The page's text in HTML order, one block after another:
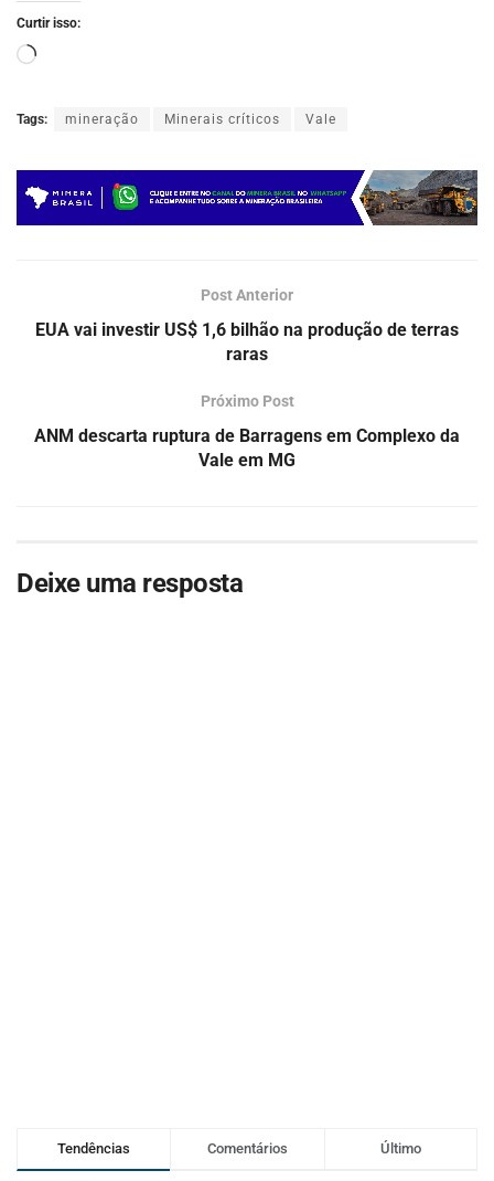
Curtir isso:
Tags: mineração Minerais críticos Vale
Post Anterior
EUA vai investir US$ 1,6 bilhão na produção de terras
raras
Próximo Post
ANM descarta ruptura de Barragens em Complexo da
Vale em MG
Deixe uma resposta
Tendências Comentários Último